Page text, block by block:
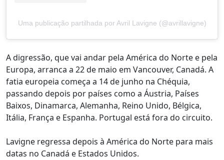
Uma publicação partilhada por Avril Lavigne (@avrillavigne)
A digressão, que vai andar pela América do Norte e pela
Europa, arranca a 22 de maio em Vancouver, Canadá. A
fatia europeia começa a 14 de junho na Chéquia,
passando depois por países como a Áustria, Países
Baixos, Dinamarca, Alemanha, Reino Unido, Bélgica,
Itália, França e Espanha. Portugal está fora do circuito.
Lavigne regressa depois à América do Norte para mais
datas no Canadá e Estados Unidos.